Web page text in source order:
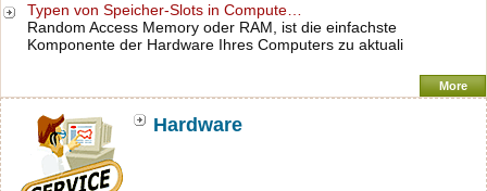
Typen von Speicher-Slots in Compute…
Random Access Memory oder RAM, ist die einfachste
Komponente der Hardware Ihres Computers zu aktuali
More
Hardware